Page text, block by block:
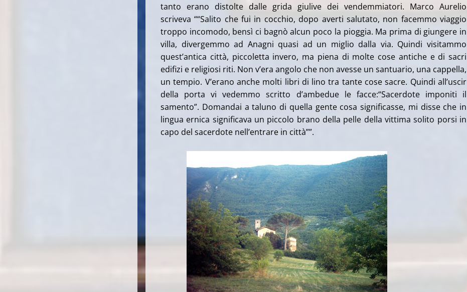
tanto erano distolte dalle grida giulive dei vendemmiatori. Marco Aurelio
scriveva ““Salito che fui in cocchio, dopo averti salutato, non facemmo viaggio
troppo incomodo, bensì ci bagnò alcun poco la pioggia. Ma prima di giungere in
villa, divergemmo ad Anagni quasi ad un miglio dalla via. Quindi visitammo
quest’antica città, piccoletta invero, ma piena di molte cose antiche e di sacri
edifizi e religiosi riti. Non v’era angolo che non avesse un santuario, una cappella,
un tempio. V’erano anche molti libri di lino tra tante cose sacre. Quindi all’uscir
della porta vi vedemmo scritto d’ambedue le facce:“Sacerdote imponiti il
samento”. Domandai a taluno di quella gente cosa significasse, mi disse che in
lingua ernica significava un piccolo brano della pelle della vittima solito porsi in
capo del sacerdote nell’entrare in città””.